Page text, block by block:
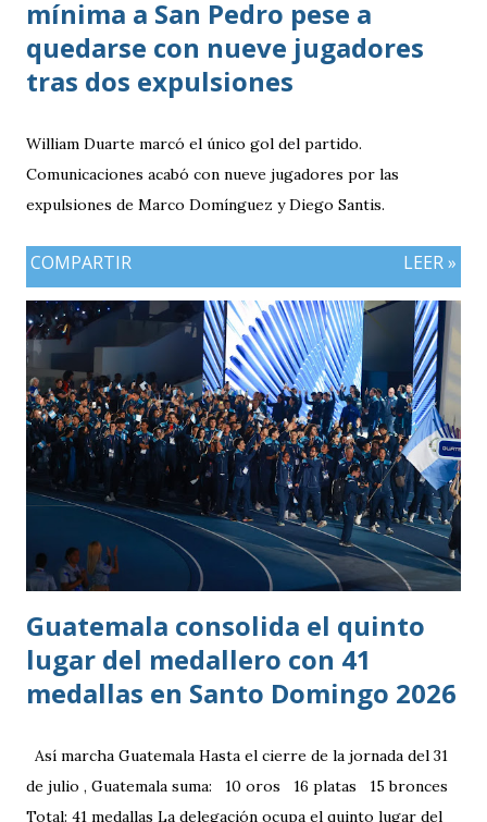
mínima a San Pedro pese a
quedarse con nueve jugadores
tras dos expulsiones
William Duarte marcó el único gol del partido.
Comunicaciones acabó con nueve jugadores por las
expulsiones de Marco Domínguez y Diego Santis.
COMPARTIR LEER »
Guatemala consolida el quinto
lugar del medallero con 41
medallas en Santo Domingo 2026
Así marcha Guatemala Hasta el cierre de la jornada del 31
de julio , Guatemala suma: 10 oros 16 platas 15 bronces
Total: 41 medallas La delegación ocupa el quinto lugar del